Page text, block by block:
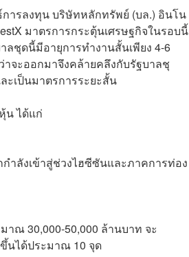
ารลงทุน บริษัทหลักทรัพย์ (บล.) อินโน
มาตรการกระตุ้นเศรษฐกิจในรอบนี้
ชุดนี้มีอายุการทำงานสั้นเพียง 4-6
าจะออกมาจึงคล้ายคลึงกับรัฐบาลชุ
ะเป็นมาตรการระยะสั้น
น ได้แก่
กำลังเข้าสู่ช่วงไฮซีซันและภาคการท่อง
าณ 30,000-50,000 ล้านบาท จะ
นได้ประมาณ 10 จุด